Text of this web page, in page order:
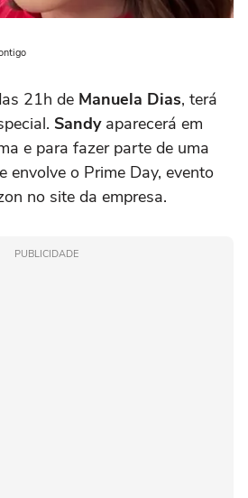
21h de Manuela Dias, terá
Sandyaparecerá em
e para fazer parte de uma
envolve o Prime Day, evento
no site da empresa.
PUBLICIDADE